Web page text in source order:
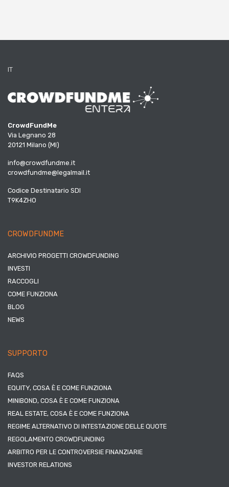
IT
CrowdFundMe
Via Legnano 28
20121 Milano (MI)
info@crowdfundme.it
crowdfundme@legalmail.it
Codice Destinatario SDI
T9K4ZHO
CROWDFUNDME
ARCHIVIO PROGETTI CROWDFUNDING
INVESTI
RACCOGLI
COME FUNZIONA
BLOG
NEWS
SUPPORTO
FAQS
EQUITY, COSA È E COME FUNZIONA
MINIBOND, COSA È E COME FUNZIONA
REAL ESTATE, COSA È E COME FUNZIONA
REGIME ALTERNATIVO DI INTESTAZIONE DELLE QUOTE
REGOLAMENTO CROWDFUNDING
ARBITRO PER LE CONTROVERSIE FINANZIARIE
INVESTOR RELATIONS